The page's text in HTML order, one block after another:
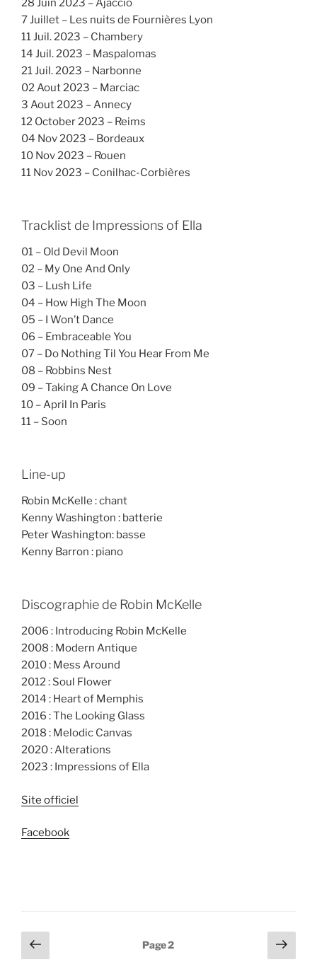
28 Juin 2023 – Ajaccio
7 Juillet – Les nuits de Fournières Lyon
11 Juil. 2023 – Chambery
14 Juil. 2023 – Maspalomas
21 Juil. 2023 – Narbonne
02 Aout 2023 – Marciac
3 Aout 2023 – Annecy
12 October 2023 – Reims
04 Nov 2023 – Bordeaux
10 Nov 2023 – Rouen
11 Nov 2023 – Conilhac-Corbières
Tracklist de Impressions of Ella
01 – Old Devil Moon
02 – My One And Only
03 – Lush Life
04 – How High The Moon
05 – I Won’t Dance
06 – Embraceable You
07 – Do Nothing Til You Hear From Me
08 – Robbins Nest
09 – Taking A Chance On Love
10 – April In Paris
11 – Soon
Line-up
Robin McKelle : chant
Kenny Washington : batterie
Peter Washington: basse
Kenny Barron : piano
Discographie de Robin McKelle
2006 : Introducing Robin McKelle
2008 : Modern Antique
2010 : Mess Around
2012 : Soul Flower
2014 : Heart of Memphis
2016 : The Looking Glass
2018 : Melodic Canvas
2020 : Alterations
2023 : Impressions of Ella
Site officiel
Facebook
Pagination
des
Page
précédente
Page2
Page